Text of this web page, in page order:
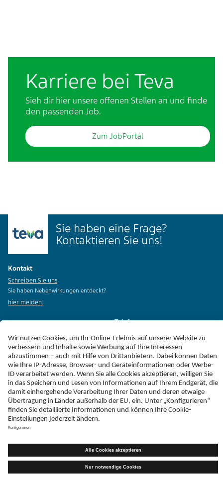
Karriere bei Teva
Sieh dir hier unsere offenen Stellen an und finde
den passenden Job.
Zum JobPortal
Sie haben eine Frage?
Kontaktieren Sie uns!
Kontakt
Schreiben Sie uns
Sie haben Nebenwirkungen entdeckt?
hier melden.
Telefax
+49 (0)731 402 - 78 32
Adresse
Teva GmbH
Graf-Arco-Straße 3
D-89079 Ulm